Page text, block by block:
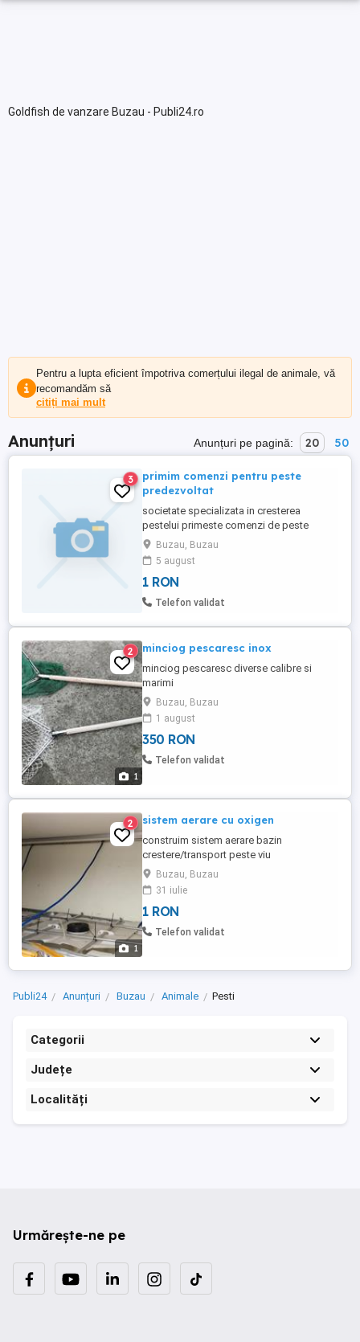
Goldfish de vanzare Buzau - Publi24.ro
Pentru a lupta eficient împotriva comerțului ilegal de animale, vă
recomandăm să
citiți mai mult
Anunțuri Anunțuri pe pagină: 20 50
3
primim comenzi pentru peste
predezvoltat
societate specializata in cresterea
pestelui primeste comenzi de peste
predezvoltat la crap.
Buzau, Buzau
5 august
1 RON
Telefon validat
1
2 minciog pescaresc inox
minciog pescaresc diverse calibre si
marimi
Buzau, Buzau
1 august
350 RON
Telefon validat
1
2 sistem aerare cu oxigen
construim sistem aerare bazin
crestere/transport peste viu
Buzau, Buzau
31 iulie
1 RON
Telefon validat
Publi24 Anunțuri Buzau Animale Pesti
Categorii
Județe
Localități
Urmărește-ne pe